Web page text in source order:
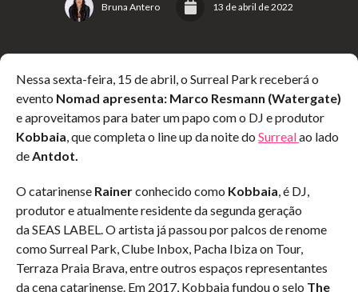
Bruna Antero 13 de abril de 2022
Nessa sexta-feira, 15 de abril, o Surreal Park receberá o
evento Nomad apresenta: Marco Resmann (Watergate)
e aproveitamos para bater um papo com o DJ e produtor
Kobbaia, que completa o line up da noite do Surrealao lado
deAntdot.
O catarinense Rainerconhecido como Kobbaia, é DJ,
produtor e atualmente residente da segunda geração
da SEAS LABEL. O artista já passou por palcos de renome
como Surreal Park, Clube Inbox, Pacha Ibiza on Tour,
Terraza Praia Brava, entre outros espaços representantes
da cena catarinense. Em 2017, Kobbaia fundou o selo The